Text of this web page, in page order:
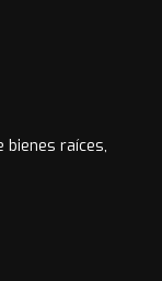
bienes raíces,